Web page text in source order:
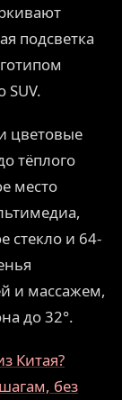
подсветка
SUV.
цветовые
тёплого
место
стекло и 64-
и массажем,
до 32°.
Китая?
без